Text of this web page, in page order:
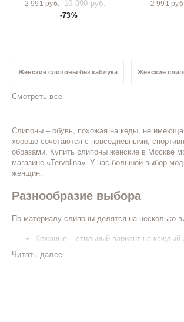
2 991 руб. 10 990 руб.
-73%
2 991
Женские слипоны без каблука Женские
Серые женские слипоны Белые женские
Бежевые женские слипоны Кожаные
Слипоны женские 41 размер Слипоны
Смотреть все
Слипоны – обувь, похожая на кеды, не
хорошо сочетаются с повседневными,
образами. Купить слипоны женские в Москве
магазине «Tervolina». У нас большой выбор
женщин.
Разнообразие выбора
По материалу слипоны делятся на несколько
Кожаные – стильный вариант на
Замшевые – выглядят элегантно и
Читать далее